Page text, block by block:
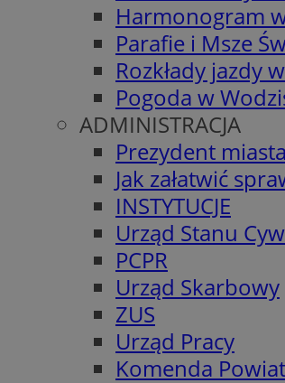
Harmonogram
Parafie i Msze
Rozkłady jazdy
Pogoda w
ADMINISTRACJA
Prezydent miasta
Jak załatwić
INSTYTUCJE
Urząd Stanu
PCPR
Urząd Skarbowy
ZUS
Urząd Pracy
Komenda